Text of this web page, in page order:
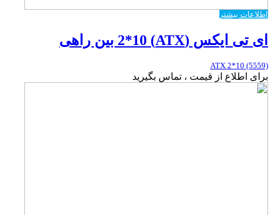
اطلاعات بیشتر
ای تی ایکس (ATX) 2*10 بین راهی
ATX 2*10 (5559)
برای اطلاع از قیمت ، تماس بگیرید